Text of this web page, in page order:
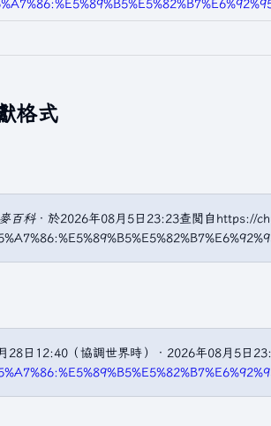
格式
百科．於2026年08月5日23:23查閲自https://
28日12:40（協調世界時）．2026年08月5日